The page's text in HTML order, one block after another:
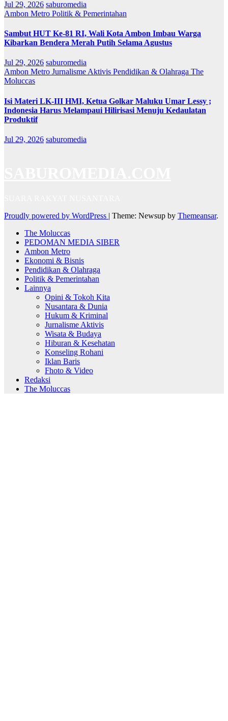
Jul 29, 2026 saburomedia
Ambon Metro Politik & Pemerintahan
Sambut HUT Ke-81 RI, Wali Kota Ambon Imbau Warga
Kibarkan Bendera Merah Putih Selama Agustus
Jul 29, 2026 saburomedia
Ambon Metro Jurnalisme Aktivis Pendidikan & Olahraga The
Moluccas
Isi Materi LK-III HMI, Ketua Golkar Maluku Umar Lessy ;
Indonesia Harus Melampaui Hilirisasi Menuju Kedaulatan
Produktif
Jul 29, 2026 saburomedia
Proudly powered by WordPress | Theme: Newsup by Themeansar.
The Moluccas
PEDOMAN MEDIA SIBER
Ambon Metro
Ekonomi & Bisnis
Pendidikan & Olahraga
Politik & Pemerintahan
Lainnya
Opini & Tokoh Kita
Nusantara & Dunia
Hukum & Kriminal
Jurnalisme Aktivis
Wisata & Budaya
Hiburan & Kesehatan
Konseling Rohani
Iklan Baris
Fhoto & Video
Redaksi
The Moluccas